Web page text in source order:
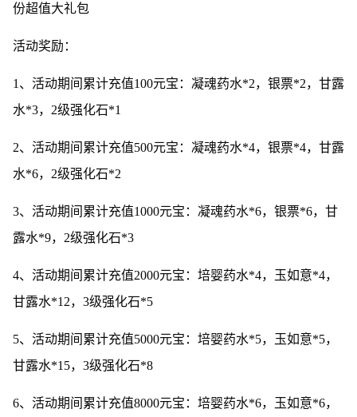
份超值大礼包
活动奖励：
1、活动期间累计充值100元宝：凝魂药水*2，银票*2，甘露
水*3，2级强化石*1
2、活动期间累计充值500元宝：凝魂药水*4，银票*4，甘露
水*6，2级强化石*2
3、活动期间累计充值1000元宝：凝魂药水*6，银票*6，甘
露水*9，2级强化石*3
4、活动期间累计充值2000元宝：培婴药水*4，玉如意*4，
甘露水*12，3级强化石*5
5、活动期间累计充值5000元宝：培婴药水*5，玉如意*5，
甘露水*15，3级强化石*8
6、活动期间累计充值8000元宝：培婴药水*6，玉如意*6，